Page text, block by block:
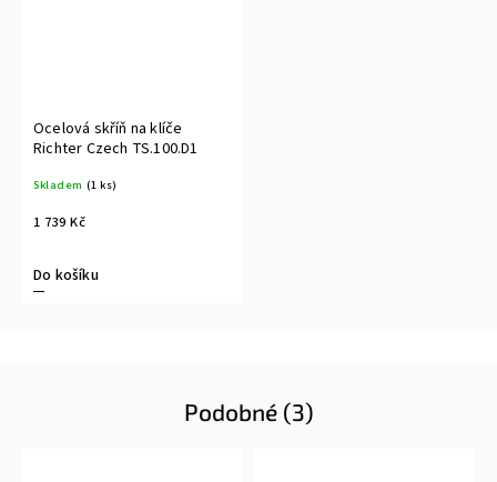
Ocelová skříň na klíče
Richter Czech TS.100.D1
Skladem (1 ks)
1 739 Kč
Do košíku
Podobné (3)